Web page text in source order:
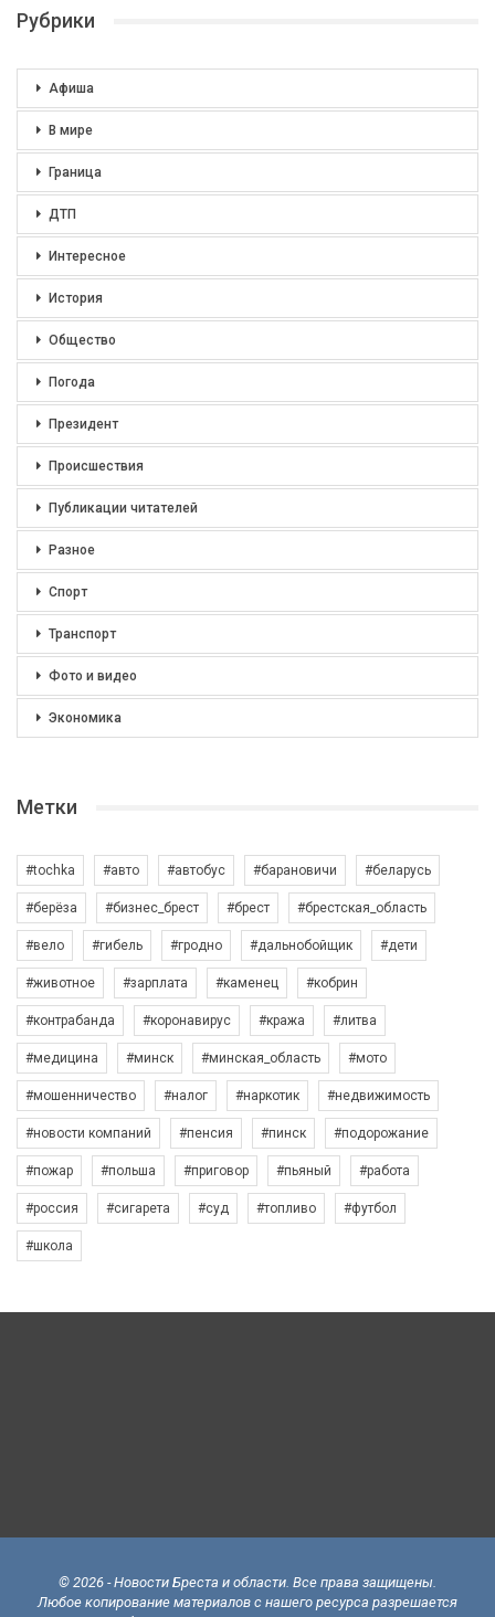
Рубрики
Афиша
В мире
Граница
ДТП
Интересное
История
Общество
Погода
Президент
Происшествия
Публикации читателей
Разное
Спорт
Транспорт
Фото и видео
Экономика
Метки
#tochka #авто #автобус #барановичи #беларусь
#берёза #бизнес_брест #брест #брестская_область
#вело #гибель #гродно #дальнобойщик #дети
#животное #зарплата #каменец #кобрин
#контрабанда #коронавирус #кража #литва
#медицина #минск #минская_область #мото
#мошенничество #налог #наркотик #недвижимость
#новости компаний #пенсия #пинск #подорожание
#пожар #польша #приговор #пьяный #работа
#россия #сигарета #суд #топливо #футбол
#школа
© 2026 - Новости Бреста и области. Все права защищены.
Любое копирование материалов с нашего ресурса разрешается